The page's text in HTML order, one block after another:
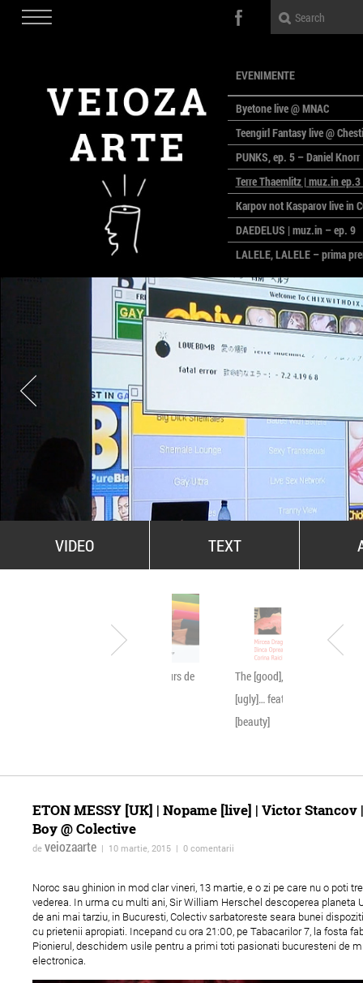
EVENIMENTE
Byetone live @ MNAC
Teengirl Fantasy live @
PUNKS, ep. 5 – Daniel Knorr
Terre Thaemlitz | muz.in
Karpov not Kasparov live in
DAEDELUS | muz.in – ep. 9
LALELE, LALELE – prima
CinePOLSKA – filme
PEOPLE OF ROMANIA se
Simeza
All Stars For Outernational
VIDEO TEXT
"Vezi MACRO?"-concurs de
The [good], the [bad] & the
[ugly]… featuring the
[beauty]
ETON MESSY [UK] | Nopame [live] | Victor Stancov
Boy @ Colective
de veiozaarte | 10 martie, 2015 | 0 comentarii
Noroc sau ghinion in mod clar vineri, 13 martie, e o zi pe care nu o poti
vederea. In urma cu multi ani, Sir William Herschel descoperea planeta
de ani mai tarziu, in Bucuresti, Colectiv sarbatoreste seara bunei
cu prietenii apropiati. Incepand cu ora 21:00, pe Tabacarilor 7, la fosta
Pionierul, deschidem usile pentru a primi toti pasionati bucuresteni de
electronica.